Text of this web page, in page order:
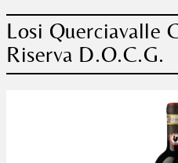
Losi Querciavalle
Riserva D.O.C.G.